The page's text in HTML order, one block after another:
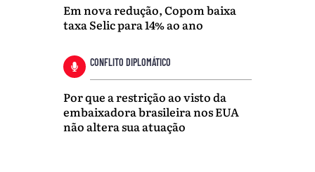
Em nova redução, Copom baixa
taxa Selic para 14% ao ano
CONFLITO DIPLOMÁTICO
Por que a restrição ao visto da
embaixadora brasileira nos EUA
não altera sua atuação